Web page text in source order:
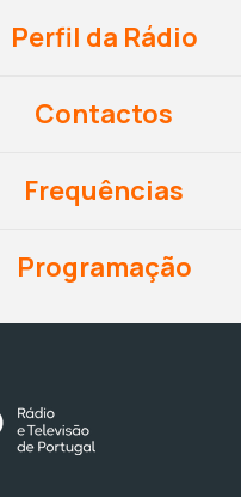
Perfil da Rádio
Contactos
Frequências
Programação